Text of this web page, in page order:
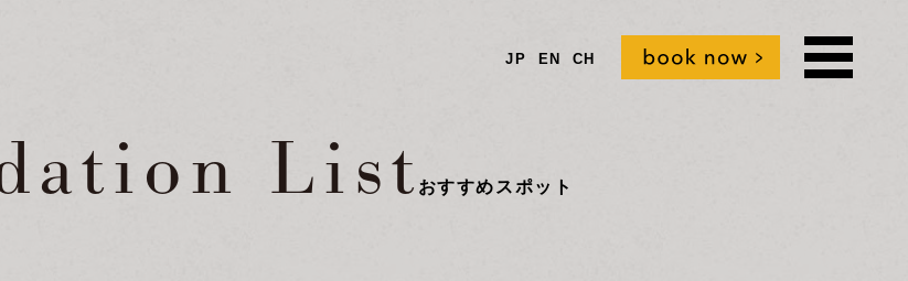
JP EN CH
Listおすすめスポット